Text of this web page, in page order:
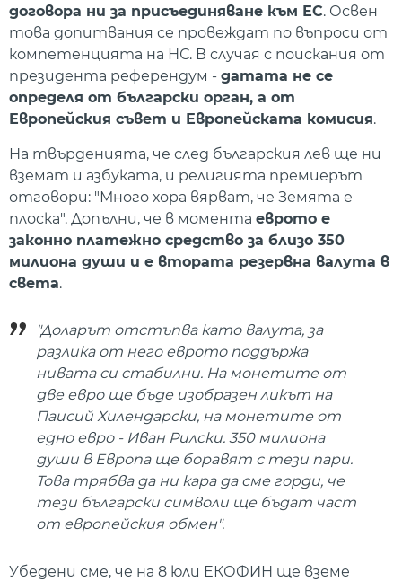
договора ни за присъединяване към ЕС. Освен
това допитвания се провеждат по въпроси от
компетенцията на НС. В случая с поискания от
президента референдум - датата не се
определя от български орган, а от
Европейския съвет и Европейската комисия.
На твърденията, че след българския лев ще ни
вземат и азбуката, и религията премиерът
отговори: "Много хора вярват, че Земята е
плоска". Допълни, че в момента еврото е
законно платежно средство за близо 350
милиона души и е втората резервна валута в
света.
"Доларът отстъпва като валута, за
разлика от него еврото поддържа
нивата си стабилни. На монетите от
две евро ще бъде изобразен ликът на
Паисий Хилендарски, на монетите от
едно евро - Иван Рилски. 350 милиона
души в Европа ще боравят с тези пари.
Това трябва да ни кара да сме горди, че
тези български символи ще бъдат част
от европейския обмен".
Убедени сме, че на 8 юли ЕКОФИН ще вземе